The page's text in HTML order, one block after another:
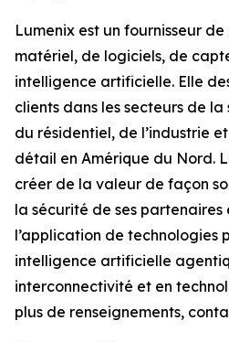
Lumenix est un fournisseur
matériel, de logiciels, de
intelligence artificielle. Elle
clients dans les secteurs de
du résidentiel, de l’industrie
détail en Amérique du Nord.
créer de la valeur de façon
la sécurité de ses
l’application de technologies
intelligence artificielle
interconnectivité et en
plus de renseignements,